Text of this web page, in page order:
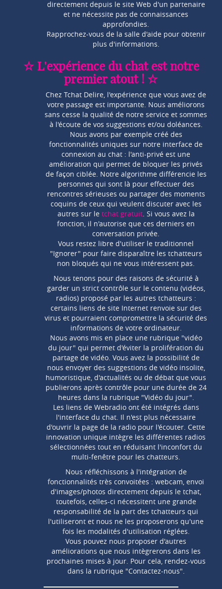
directement depuis le site Web d'un partenaire
et ne nécessite pas de connaissances
approfondies.
Rapprochez-vous de la salle d'aide pour obtenir
plus d'informations.
☆ L'expérience du chat est notre
premier atout ! ☆
Chez Tchat Delire, l'expérience que vous avez de
votre passage est importante. Nous améliorons
sans cesse la qualité de notre service et sommes
à l'écoute de vos suggestions et/ou doléances.
Nous avons par exemple créé des
fonctionnalités uniques sur notre interface de
connexion au chat : l'anti-privé est une
amélioration qui permet de bloquer les privés
de façon ciblée. Notre algorithme différencie les
personnes qui sont là pour effectuer des
rencontres sérieuses ou partager des moments
coquins de ceux qui veulent discuter avec les
autres sur le tchat gratuit. Si vous avez la
fonction, il n'autorise que ces derniers en
conversation privée.
Vous restez libre d'utiliser le traditionnel
"Ignorer" pour faire disparaître les tchatteurs
non bloqués qui ne vous intéressent pas.
Nous tenons pour des raisons de sécurité à
garder un strict contrôle sur le contenu (vidéos,
radios) proposé par les autres tchatteurs :
certains liens de site Internet renvoie sur des
virus et pourraient compromettre la sécurité des
informations de votre ordinateur.
Nous avons mis en place une rubrique "vidéo
du jour" qui permet d'éviter la prolifération du
partage de vidéo. Vous avez la possibilité de
nous envoyer des suggestions de vidéo insolite,
humoristique, d'actualités ou de débat que vous
publierons après contrôle pour une durée de 24
heures dans la rubrique "Vidéo du jour".
Les liens de Webradio ont été intégrés dans
l'interface du chat. Il n'est plus nécessaire
d'ouvrir la page de la radio pour l'écouter. Cette
innovation unique intègre les différentes radios
sélectionnées tout en réduisant l'inconfort du
multi-fenêtre pour les chatteurs.
Nous réfléchissons à l'intégration de
fonctionnalités très convoitées : webcam, envoi
d'images/photos directement depuis le tchat,
toutefois, celles-ci nécessitent une grande
responsabilité de la part des tchatteurs qui
l'utiliseront et nous ne les proposerons qu'une
fois les modalités d'utilisation réglées.
Vous pouvez nous proposer d'autres
améliorations que nous intègrerons dans les
prochaines mises à jour. Pour cela, rendez-vous
dans la rubrique "Contactez-nous".